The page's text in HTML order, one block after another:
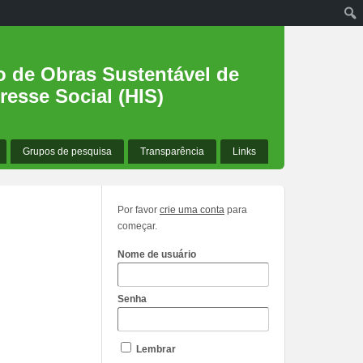
de Obras Sustentável de
Social (HIS)
Grupos de pesquisa Transparência Links
Por favor crie uma conta para
começar.
Nome de usuário
Senha
Lembrar